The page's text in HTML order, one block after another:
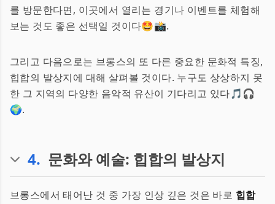
를 방문한다면, 이곳에서 열리는 경기나 이벤트를 체험해
보는 것도 좋은 선택일 것이다🤩📸.
그리고 다음으로는 브롱스의 또 다른 중요한 문화적 특징,
힙합의 발상지에 대해 살펴볼 것이다. 누구도 상상하지 못
한 그 지역의 다양한 음악적 유산이 기다리고 있다🎵🎧
🌍.
4. 문화와 예술: 힙합의 발상지
브롱스에서 태어난 것 중 가장 인상 깊은 것은 바로 힙합